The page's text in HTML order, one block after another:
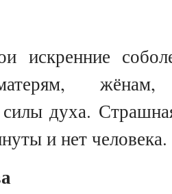
искренние
духа.
и нет человека.